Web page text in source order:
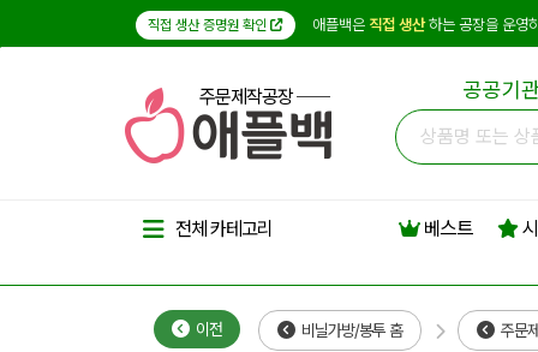
직접 생산 증명원 확인 애플백은 직접 생산하는 공장을 운영
주문제작공장 공공기
전체 카테고리 베스트
이전 비닐가방/봉투 홈 주문